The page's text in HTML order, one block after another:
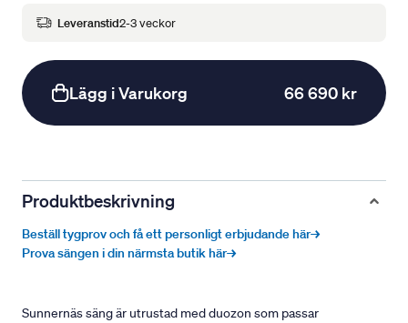
Leveranstid2-3 veckor
Lägg i Varukorg 66 690 kr
Produktbeskrivning
Beställ tygprov och få ett personligt erbjudande här→
Prova sängen i din närmsta butik här→
Sunnernäs säng är utrustad med duozon som passar